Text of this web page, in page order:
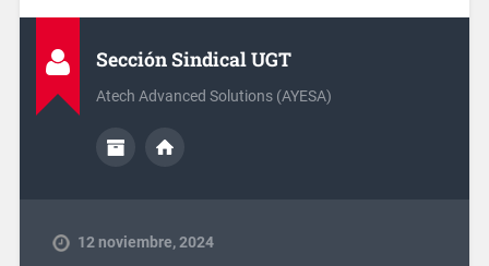
Sección Sindical UGT
Atech Advanced Solutions (AYESA)
12 noviembre, 2024